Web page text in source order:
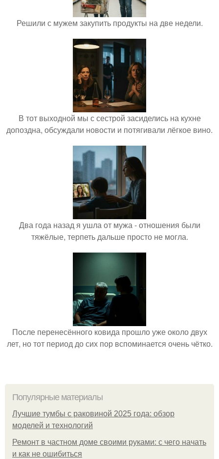
Решили с мужем закупить продукты на две недели.
В тот выходной мы с сестрой засиделись на кухне
допоздна, обсуждали новости и потягивали лёгкое вино.
Два года назад я ушла от мужа - отношения были
тяжёлые, терпеть дальше просто не могла.
После перенесённого ковида прошло уже около двух
лет, но тот период до сих пор вспоминается очень чётко.
Популярные материалы
Лучшие тумбы с раковиной 2025 года: обзор
моделей и технологий
Ремонт в частном доме своими руками: с чего начать
и как не ошибиться